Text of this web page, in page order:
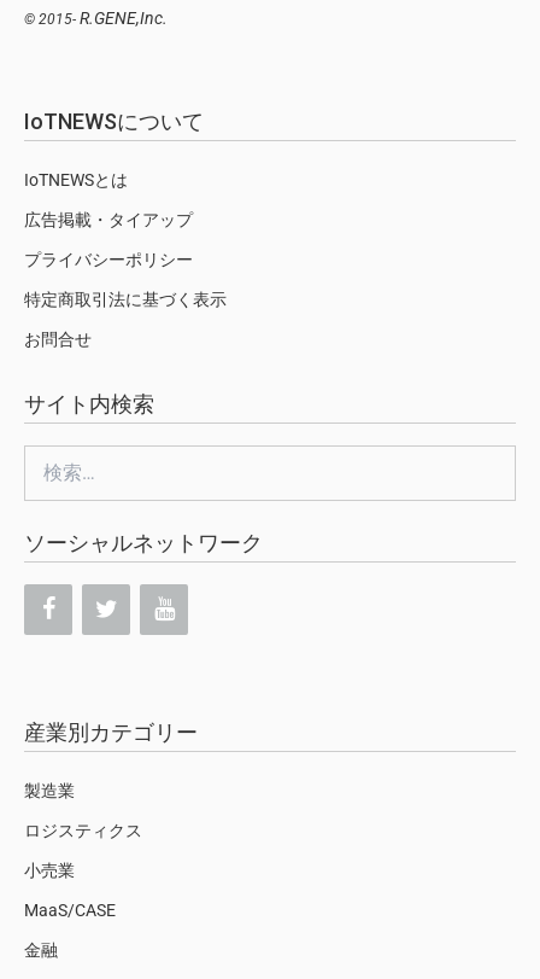
© 2015- R.GENE,Inc.
IoTNEWSについて
IoTNEWSとは
広告掲載・タイアップ
プライバシーポリシー
特定商取引法に基づく表示
お問合せ
サイト内検索
索:
ソーシャルネットワーク
産業別カテゴリー
製造業
ロジスティクス
小売業
MaaS/CASE
金融